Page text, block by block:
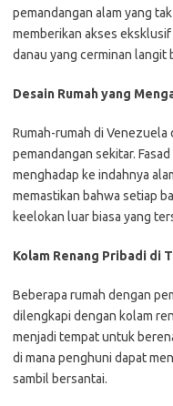
pemandangan alam yang
memberikan akses
danau yang cerminan langit
Desain Rumah yang
Rumah-rumah di
pemandangan sekitar.
menghadap ke indahnya
memastikan bahwa setiap
keelokan luar biasa yang
Kolam Renang Pribadi di
Beberapa rumah dengan
dilengkapi dengan kolam
menjadi tempat untuk
di mana penghuni dapat
sambil bersantai.